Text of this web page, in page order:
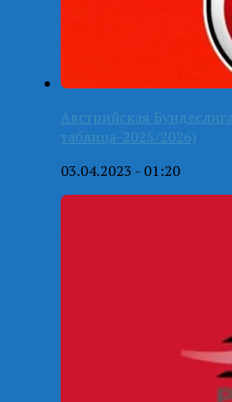
Австрийская
таблица-2025/2026)
03.04.2023 - 01:20